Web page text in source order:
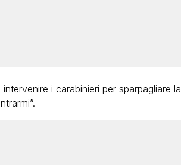
i carabinieri per sparpagliare la